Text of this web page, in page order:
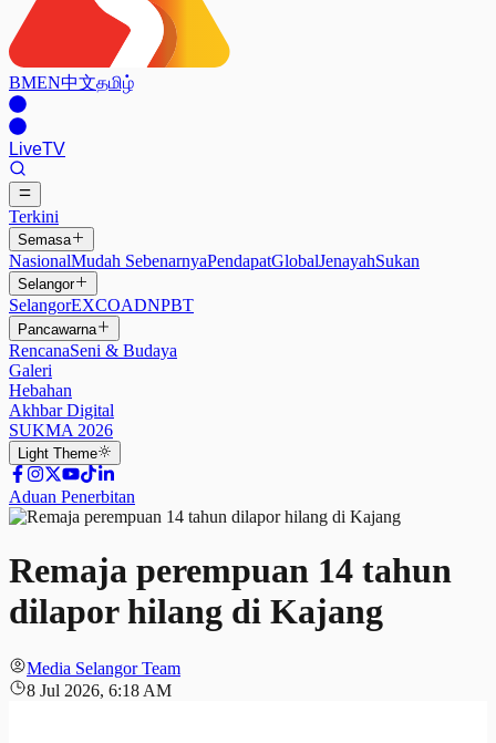
BMEN中文தமிழ்
LiveTV
Terkini
Semasa
NasionalMudah SebenarnyaPendapatGlobalJenayahSukan
Selangor
SelangorEXCOADNPBT
Pancawarna
RencanaSeni & Budaya
Galeri
Hebahan
Akhbar Digital
SUKMA 2026
Light Theme
Aduan Penerbitan
Remaja perempuan 14 tahun
dilapor hilang di Kajang
Media Selangor Team
8 Jul 2026, 6:18 AM